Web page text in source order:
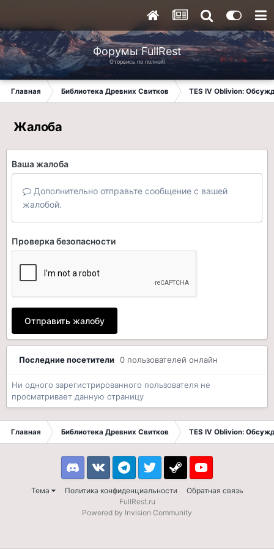
Форумы FullRest
Оторвись по полной!
Главная Библиотека Древних Свитков TES IV Oblivion:
Жалоба
Ваша жалоба
Дополнительно отправьте сообщение с вашей
жалобой.
Проверка безопасности
Отправить жалобу
Последние посетители 0 пользователей онлайн
Ни одного зарегистрированного пользователя не
просматривает данную страницу
Главная Библиотека Древних Свитков TES IV Oblivion:
Тема Политика конфиденциальности Обратная связь
DiscordVK TelegramTwitter Steam Youtube
FullRest.ru
Powered by Invision Community